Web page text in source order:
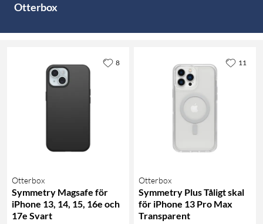
Otterbox
Otterbox
Symmetry Magsafe för
iPhone 13, 14, 15, 16e och
17e Svart
8
Otterbox
Symmetry Plus Tåligt skal
för iPhone 13 Pro Max
Transparent
11